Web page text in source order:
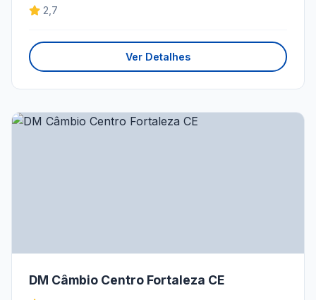
2,7
Ver Detalhes
DM Câmbio Centro Fortaleza CE